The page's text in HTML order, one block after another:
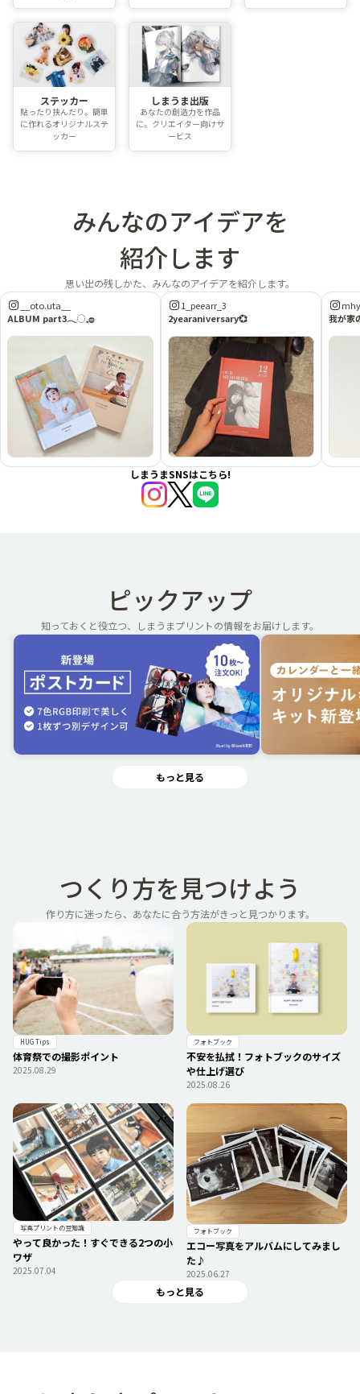
ステッカー
貼ったり挟んだり。簡単
に作れるオリジナルステ
ッカー
しまうま出版
あなたの創造力を作品
に。クリエイター向けサ
ービス
みんなのアイデアを
紹介します
思い出の残しかた、みんなのアイデアを紹介します。
__oto.uta__
ALBUM part3𓂃◌𓈒𓐍
1_peearr_3
2yearaniversary💞
我が家
しまうまSNSはこちら!
ピックアップ
知っておくと役立つ、しまうまプリントの情報をお届けします。
もっと見る
つくり方を見つけよう
作り方に迷ったら、あなたに合う方法がきっと見つかります。
HUG Tips
体育祭での撮影ポイント
2025.08.29
フォトブック
不安を払拭！フォトブックのサイズ
や仕上げ選び
2025.08.26
写真プリントの豆知識
やって良かった！すぐできる2つの小
ワザ
2025.07.04
フォトブック
エコー写真をアルバムにしてみまし
た♪
2025.06.27
もっと見る